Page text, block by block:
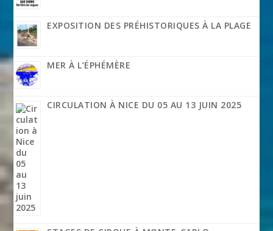
EXPOSITION DES PRÉHISTORIQUES À LA PLAGE
MER À L’ÉPHÉMÈRE
CIRCULATION À NICE DU 05 AU 13 JUIN 2025